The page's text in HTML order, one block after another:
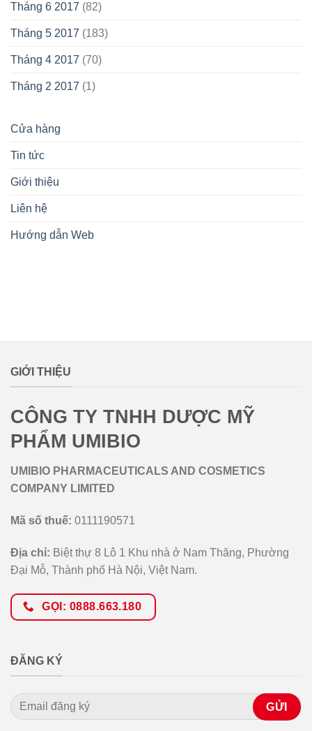
Tháng 6 2017 (82)
Tháng 5 2017 (183)
Tháng 4 2017 (70)
Tháng 2 2017 (1)
Cửa hàng
Tin tức
Giới thiệu
Liên hệ
Hướng dẫn Web
GIỚI THIỆU
CÔNG TY TNHH DƯỢC MỸ
PHẨM UMIBIO
UMIBIO PHARMACEUTICALS AND COSMETICS
COMPANY LIMITED
Mã số thuế: 0111190571
Địa chỉ: Biệt thự 8 Lô 1 Khu nhà ở Nam Thăng, Phường
Đại Mỗ, Thành phố Hà Nội, Việt Nam.
GỌI: 0888.663.180
ĐĂNG KÝ